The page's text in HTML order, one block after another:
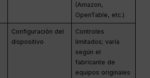
(Amazon,
OpenTable, etc.)
Configuración del
dispositivo
Controles
limitados; varía
según el
fabricante de
equipos originales